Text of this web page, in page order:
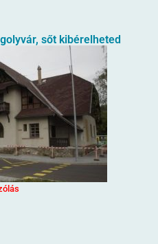
sőt kibérelheted